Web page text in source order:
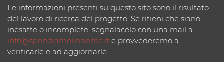
Le informazioni presenti su questo sito sono il risultato
del lavoro di ricerca del progetto. Se ritieni che siano
inesatte o incomplete, segnalacelo con una mail a
info@spendiamolinsieme.it e provvederemo a
verificarle e ad aggiornarle.